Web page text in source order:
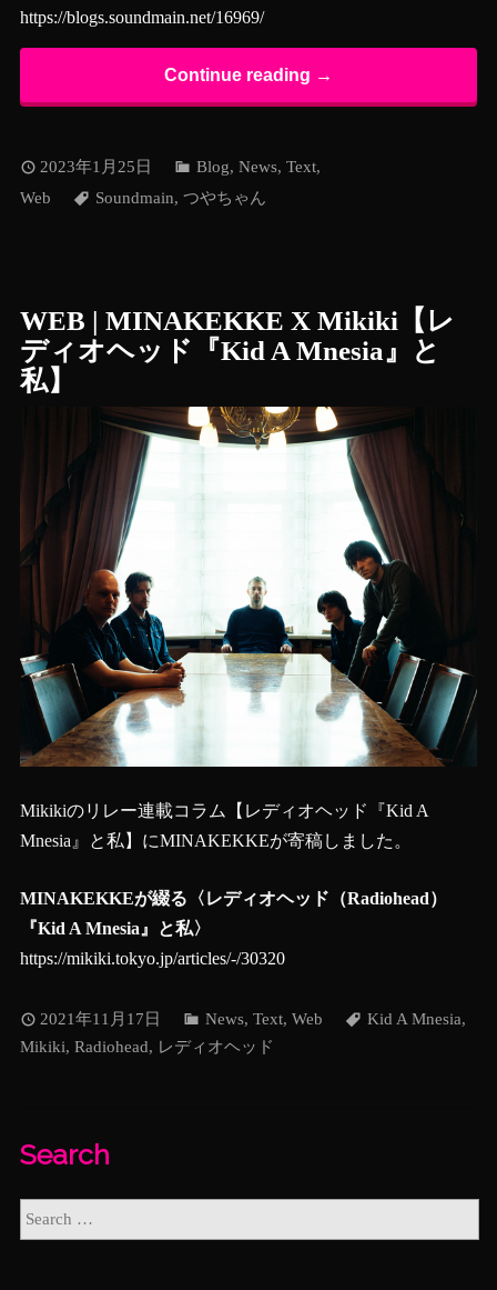
https://blogs.soundmain.net/16969/
Continue reading →
2023年1月25日 Blog, News, Text,
Web
Soundmain, つやちゃん
WEB | MINAKEKKE X Mikiki【レ
ディオヘッド『Kid A Mnesia』と
私】
Mikikiのリレー連載コラム【レディオヘッド『Kid A
Mnesia』と私】にMINAKEKKEが寄稿しました。
MINAKEKKEが綴る〈レディオヘッド（Radiohead）
『Kid A Mnesia』と私〉
https://mikiki.tokyo.jp/articles/-/30320
2021年11月17日 News, Text, Web Kid A Mnesia,
Mikiki, Radiohead, レディオヘッド
Search